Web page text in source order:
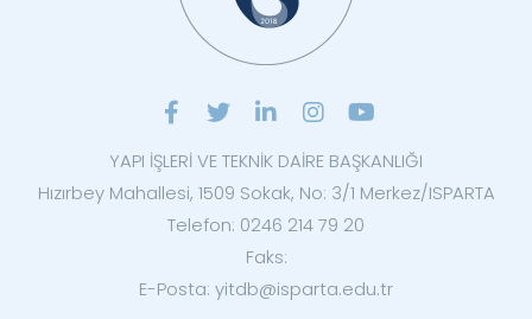
YAPI İŞLERİ VE TEKNİK DAİRE BAŞKANLIĞI
Hızırbey Mahallesi, 1509 Sokak, No: 3/1 Merkez/ISPARTA
Telefon: 0246 214 79 20
Faks:
E-Posta: yitdb@isparta.edu.tr